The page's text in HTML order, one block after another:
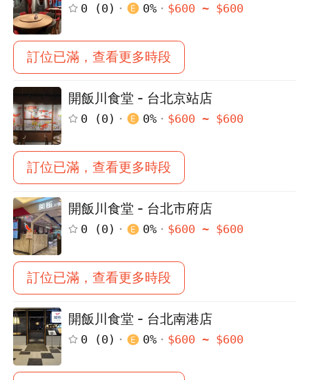
0 (0 ) 0% $600 ~ $600
訂位已滿，查看更多時段
開飯川食堂 - 台北京站店
0 (0 ) 0% $600 ~ $600
訂位已滿，查看更多時段
開飯川食堂 - 台北市府店
0 (0 ) 0% $600 ~ $600
訂位已滿，查看更多時段
開飯川食堂 - 台北南港店
0 (0 ) 0% $600 ~ $600